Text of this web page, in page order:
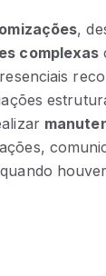
,
complexas